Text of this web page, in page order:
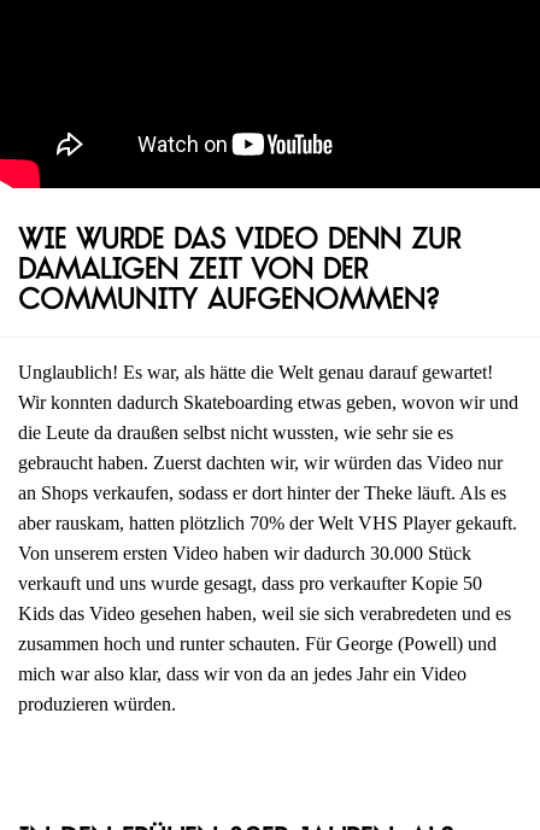
Wie wurde das Video denn zur
damaligen Zeit von der
Community aufgenommen?
Unglaublich! Es war, als hätte die Welt genau darauf gewartet!
Wir konnten dadurch Skateboarding etwas geben, wovon wir und
die Leute da draußen selbst nicht wussten, wie sehr sie es
gebraucht haben. Zuerst dachten wir, wir würden das Video nur
an Shops verkaufen, sodass er dort hinter der Theke läuft. Als es
aber rauskam, hatten plötzlich 70% der Welt VHS Player gekauft.
Von unserem ersten Video haben wir dadurch 30.000 Stück
verkauft und uns wurde gesagt, dass pro verkaufter Kopie 50
Kids das Video gesehen haben, weil sie sich verabredeten und es
zusammen hoch und runter schauten. Für George (Powell) und
mich war also klar, dass wir von da an jedes Jahr ein Video
produzieren würden.